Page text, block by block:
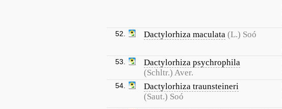
52.
Dactylorhiza maculata (L.) Soó
53.
Dactylorhiza psychrophila
(Schltr.) Aver.
54.
Dactylorhiza traunsteineri
(Saut.) Soó